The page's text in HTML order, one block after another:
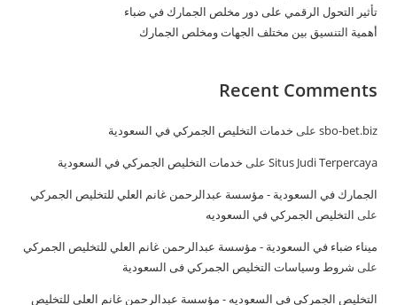
تأثير التحول الرقمي على دور مخلص الجمارك في ضباء
أهمية التنسيق بين مختلف الجهات ومخلص الجمارك
Recent Comments
sbo-bet.biz على خدمات التخليص الجمركي في السعودية
Situs Judi Terpercaya على خدمات التخليص الجمركي في السعودية
الجمارك في السعودية - مؤسسة عبدالرحمن غانم العلي للتخليص الجمركي
على التخليص الجمركي في السعوديه
ميناء ضباء في السعودية - مؤسسة عبدالرحمن غانم العلي للتخليص الجمركي
على شروط وسياسات التخليص الجمركي فى السعودية
التخليص الجمركي في السعوديه - مؤسسة عبدالرحمن غانم العلي للتخليص